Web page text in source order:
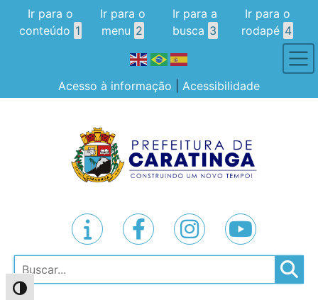
Alternar alto contraste
Ir para o
conteúdo 1
Ir para o
menu 2
Ir para a
busca 3
Ir para o
rodapé 4
Acesso à informação Acessibilidade
Pesquisar